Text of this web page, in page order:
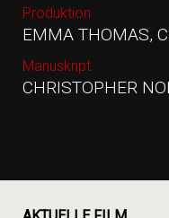
Produktion
EMMA THOMAS,
Manuskript
CHRISTOPHER